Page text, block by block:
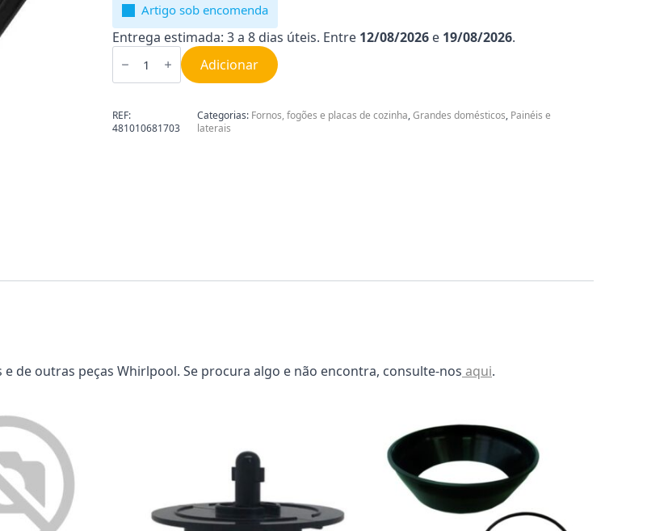
Artigo sob encomenda
Entrega estimada: 3 a 8 dias úteis. Entre 12/08/2026 e 19/08/2026.
Quantidade
de
de
Whirlpool
481010681703
Adicionar
REF:
481010681703
Categorias: Fornos, fogões e placas de cozinha,Grandes domésticos, Painéis e
laterais
de outras peças Whirlpool. Se procura algo e não encontra, consulte-nos aqui.